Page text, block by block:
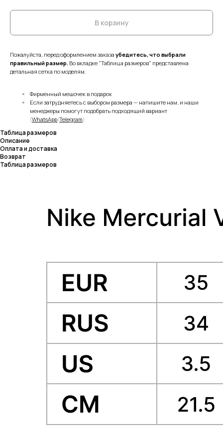
В корзину
Пожалуйста, перед оформлением заказа убедитесь, что выбрали
правильный размер. Во вкладке "Таблица размеров" представлена
детальная сетка по моделям.
Фирменный мешочек в подарок
Если затрудняетесь с выбором размера — напишите нам, и наши
менеджеры помогут подобрать подходящий вариант
(WhatsApp/Telegram)
Таблица размеров
Описание
Оплата и доставка
Возврат
Таблица размеров